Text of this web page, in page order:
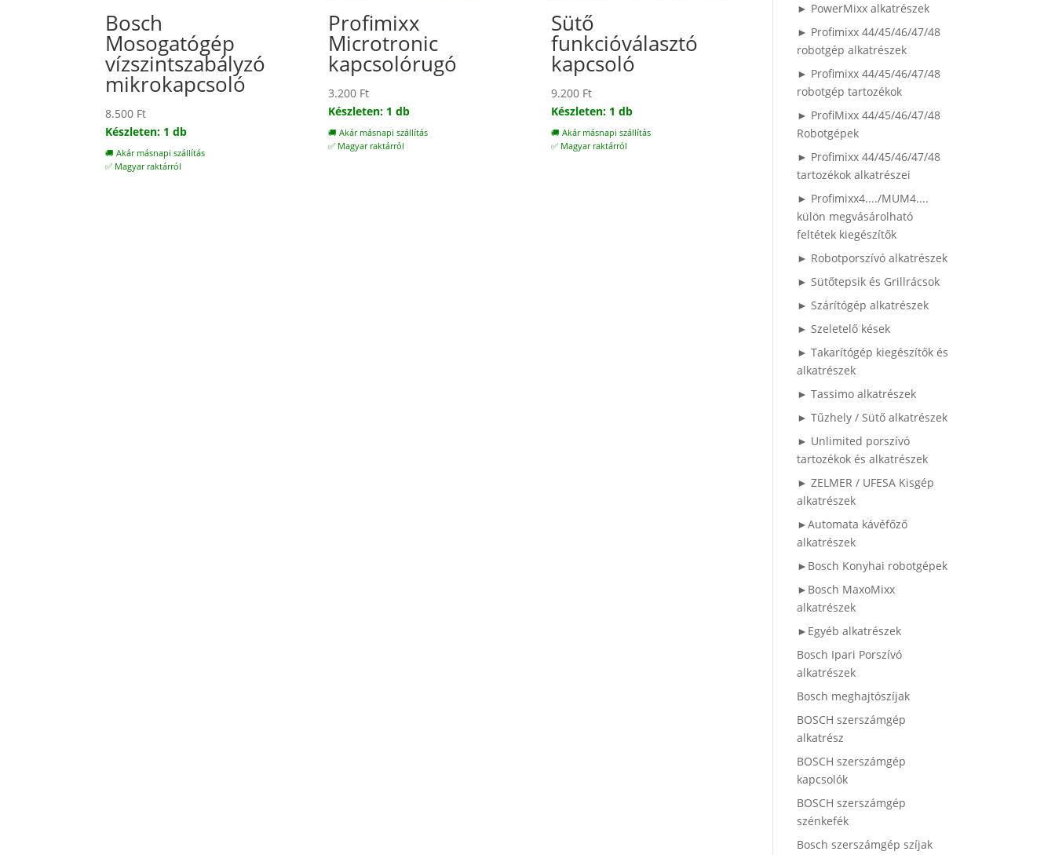
Bosch
Mosogatógép
vízszintszabályzó
mikrokapcsoló
8.500 Ft
Készleten: 1 db
🚚 Akár másnapi szállítás
✅ Magyar raktárról
Profimixx
Microtronic
kapcsolórugó
3.200 Ft
Készleten: 1 db
🚚 Akár másnapi szállítás
✅ Magyar raktárról
Sütő
funkcióválasztó
kapcsoló
9.200 Ft
Készleten: 1 db
🚚 Akár másnapi szállítás
✅ Magyar raktárról
► PowerMixx alkatrészek
► Profimixx 44/45/46/47/48
robotgép alkatrészek
► Profimixx 44/45/46/47/48
robotgép tartozékok
► ProfiMixx 44/45/46/47/48
Robotgépek
► Profimixx 44/45/46/47/48
tartozékok alkatrészei
► Profimixx4..../MUM4....
külön megvásárolható
feltétek kiegészítők
► Robotporszívó alkatrészek
► Sütőtepsik és Grillrácsok
► Szárítógép alkatrészek
► Szeletelő kések
► Takarítógép kiegészítők és
alkatrészek
► Tassimo alkatrészek
► Tűzhely / Sütő alkatrészek
► Unlimited porszívó
tartozékok és alkatrészek
► ZELMER / UFESA Kisgép
alkatrészek
►Automata kávéfőző
alkatrészek
►Bosch Konyhai robotgépek
►Bosch MaxoMixx
alkatrészek
►Egyéb alkatrészek
Bosch Ipari Porszívó
alkatrészek
Bosch meghajtószíjak
BOSCH szerszámgép
alkatrész
BOSCH szerszámgép
kapcsolók
BOSCH szerszámgép
szénkefék
Bosch szerszámgép szíjak